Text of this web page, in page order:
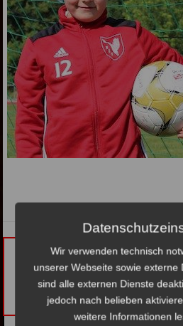
C-Jugend
Wir verwenden technisch
unserer Webseite sowie
sind alle externen Dienste
jedoch nach belieben
weitere Informationen